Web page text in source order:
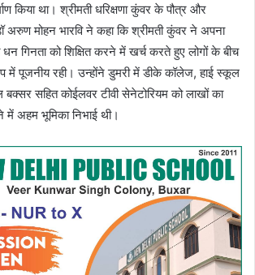
किया था। श्रीमती धरिक्षणा कुंवर के पौत्र और
अरुण मोहन भारवि ने कहा कि श्रीमती कुंवर ने अपना
गिनता को शिक्षित करने में खर्च करते हुए लोगों के बीच
में पूजनीय रही। उन्होंने डुमरी में डीके कॉलेज, हाई स्कूल
सहित कोईलवर टीवी सेनेटोरियम को लाखों का
अहम भूमिका निभाई थी।